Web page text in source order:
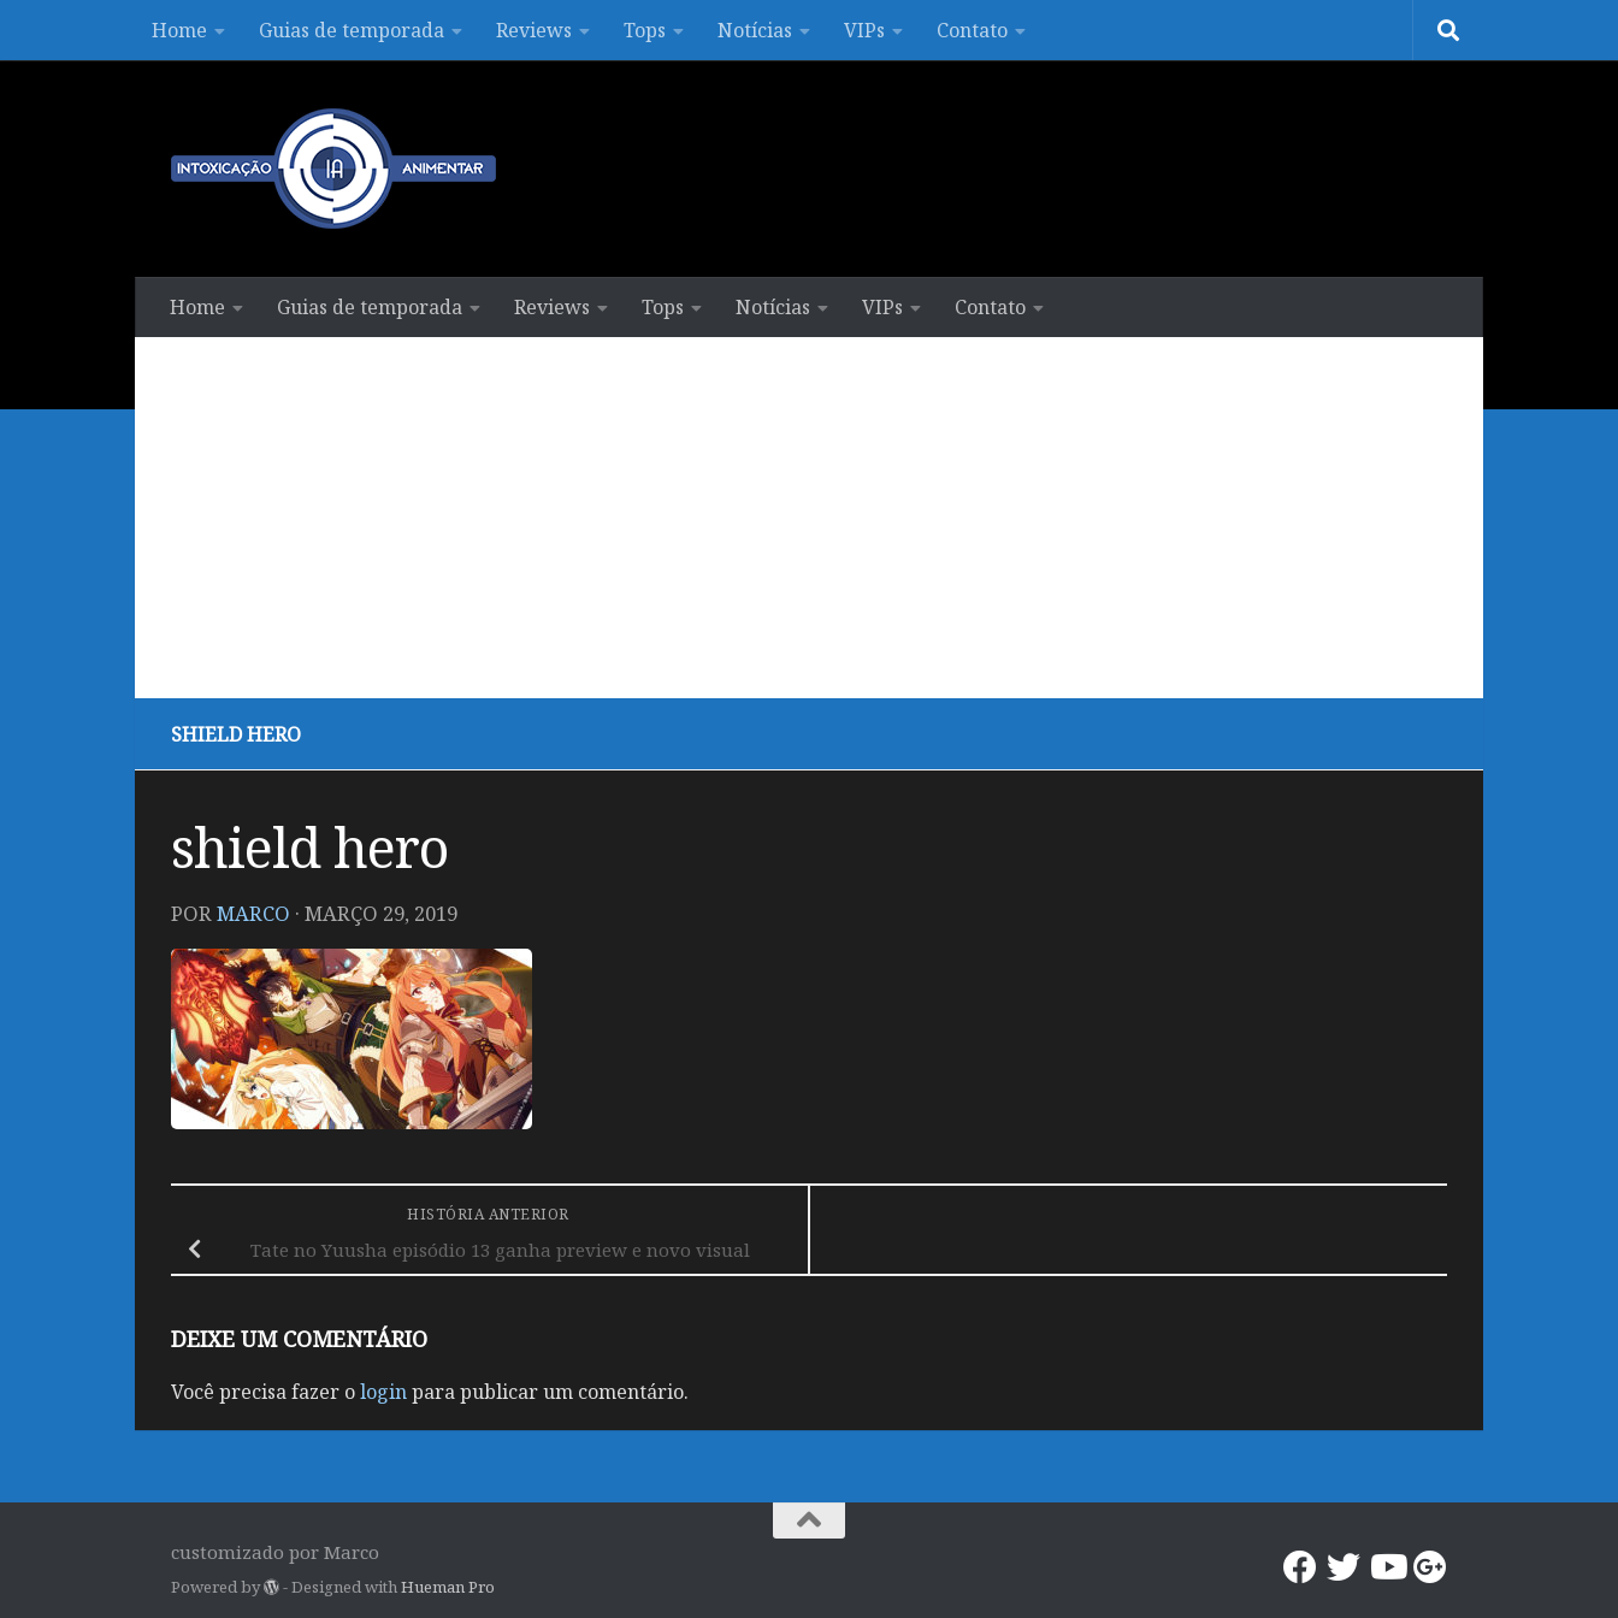
Skip to contentHome Guias de temporada Reviews Tops Notícias VIPs Contato
Home Guias de temporada Reviews Tops Notícias VIPs Contato
SHIELD HERO
shield hero
PORMARCO · MARÇO 29, 2019
HISTÓRIA ANTERIOR
Tate no Yuusha episódio 13 ganha preview e novo visual
DEIXE UM COMENTÁRIO
Você precisa fazer ologinpara publicar um comentário.
customizado por Marco
Powered by - Designed withHueman Pro